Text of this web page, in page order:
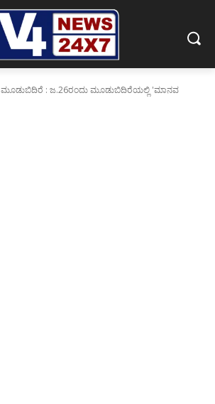
ಮೂಡುಬಿದಿರೆ : ಜ.26ರಂದು ಮೂಡುಬಿದಿರೆಯಲ್ಲಿ 'ಮಾನವ